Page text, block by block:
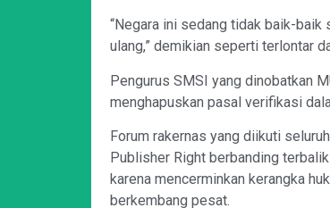
“Negara ini sedang tidak baik-baik
ulang,” demikian seperti terlontar
Pengurus SMSI yang dinobatkan
menghapuskan pasal verifikasi
Forum rakernas yang diikuti
Publisher Right berbanding
karena mencerminkan kerangka
berkembang pesat.